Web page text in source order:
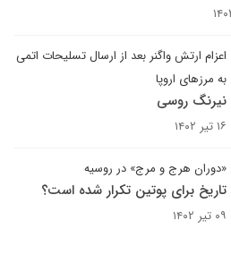
اعزام ارتش واگنر بعد از ارسال تسلیحات اتمی
به مرزهای اروپا
نیرنگ روسی
۱۶ تیر ۱۴۰۲
«دوران هرج و مرج» در روسیه
تاریخ برای پوتین تکرار شده است؟
۰۹ تیر ۱۴۰۲